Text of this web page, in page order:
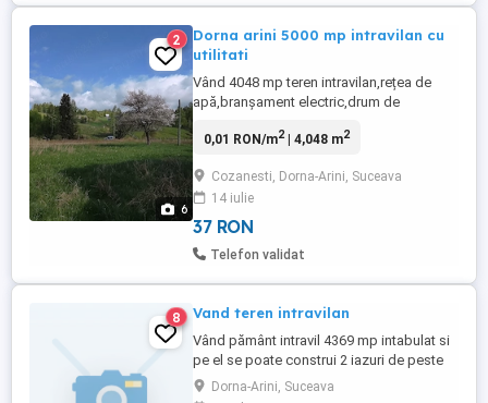
6
2
Dorna arini 5000 mp intravilan cu
utilitati
Vând 4048 mp teren intravilan,rețea de
apă,branșament electric,drum de
0,01 RON/m2| 4,048 m2
Cozanesti, Dorna-Arini, Suceava
14 iulie
37 RON
Telefon validat
8 Vand teren intravilan
Vând pământ intravil 4369 mp intabulat si
pe el se poate construi 2 iazuri de peste
are acces la drum și la curent electric și
apă
Dorna-Arini, Suceava